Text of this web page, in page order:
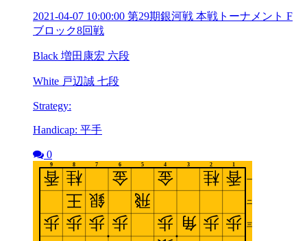
2021-04-07 10:00:00 第29期銀河戦 本戦トーナメント F
ブロック8回戦
Black 増田康宏 六段
White 戸辺誠 七段
Strategy:
Handicap: 平手
0